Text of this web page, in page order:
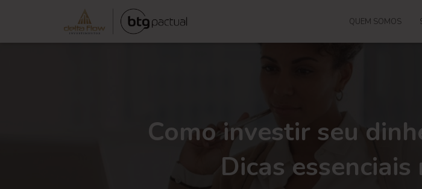
QUEM SOMOS
Como investir seu
Dicas